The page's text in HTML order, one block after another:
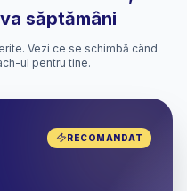
săptămâni
Vezi ce se schimbă când
ul pentru tine.
RECOMANDAT